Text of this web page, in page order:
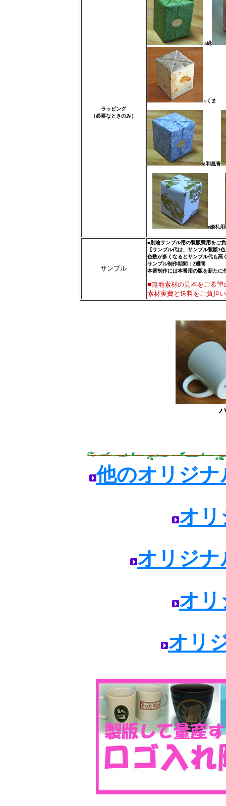
ラッピング
（必要なときのみ）
a緑
cくま
d和風青
e婚礼用
サンプル
■別途サンプル用の製版費用をご
【サンプル代は、サンプル製版1
色数が多くなるとサンプル代も高
サンプル制作期間：2週間
本番制作には本番用の版を新たに
■無地素材の見本をご希
素材実費と送料をご負担
他のオリジ
オリ
オリジ
オリ
オリ